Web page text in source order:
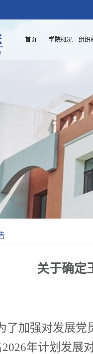
首页 学院概况 组织
关于确定
了加强对发展党
2026年计划发展